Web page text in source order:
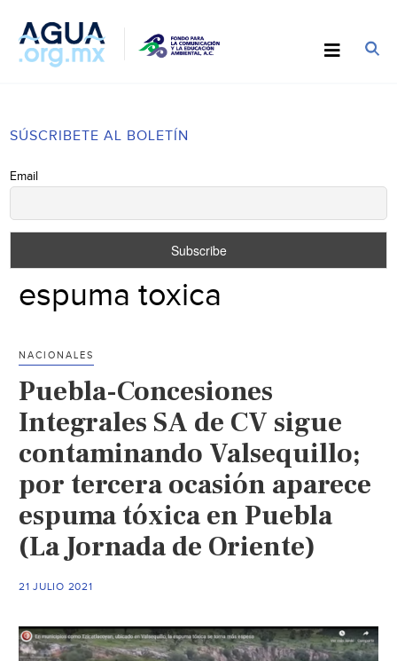
SÚSCRIBETE AL BOLETÍN
Email
espuma toxica
NACIONALES
Puebla-Concesiones
Integrales SA de CV sigue
contaminando Valsequillo;
por tercera ocasión aparece
espuma tóxica en Puebla
(La Jornada de Oriente)
21 JULIO 2021